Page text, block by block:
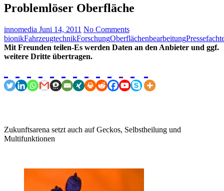
Problemlöser Oberfläche
innomedia Juni 14, 2011 No Comments
bionikFahrzeugtechnikForschungOberflächenbearbeitungPressefach
Mit Freunden teilen-Es werden Daten an den Anbieter und ggf.
weitere Dritte übertragen.
Zukunftsarena setzt auch auf Geckos, Selbstheilung und
Multifunktionen